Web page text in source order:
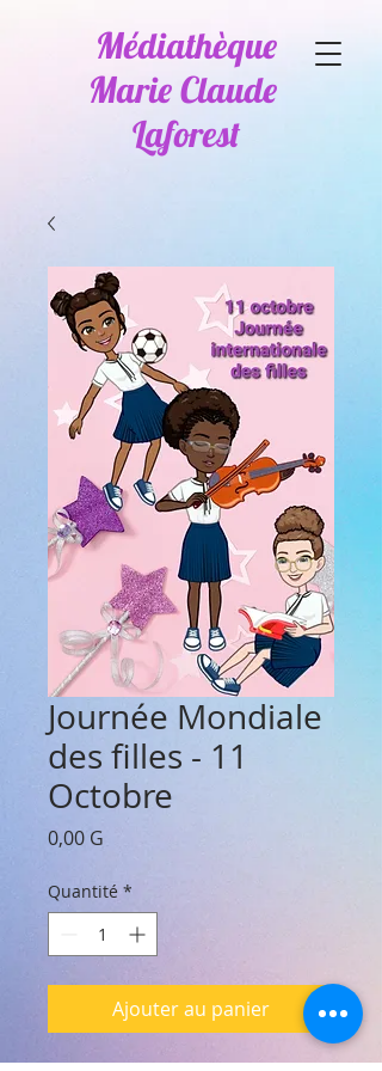
Médiathèque
Marie Claude
Laforest
Journée Mondiale
des filles - 11
Octobre
0,00 G
Quantité *
Ajouter au panier